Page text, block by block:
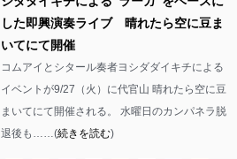
した即興演奏ライブ 晴れたら空に豆ま
いてにて開催
コムアイとシタール奏者ヨシダダイキチによる
イベントが9/27（火）に代官山 晴れたら空に豆
まいてにて開催される。 水曜日のカンパネラ脱
退後も……(続きを読む)